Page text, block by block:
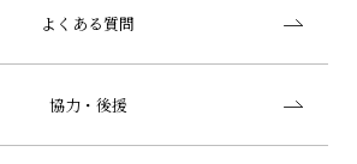
よくある質問
協力・後援